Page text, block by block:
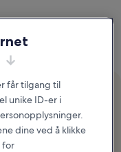
av hoteller og
som det
i
får tilgang til
unike ID-er i
dine ved å klikke
for